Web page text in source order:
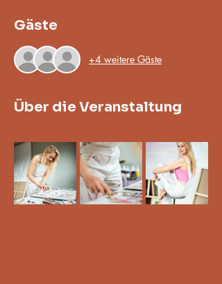
Gäste
+4 weitere Gäste
Über die Veranstaltung